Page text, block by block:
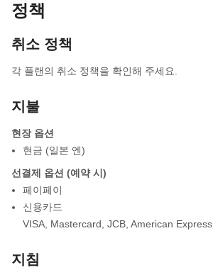
정책
취소 정책
각 플랜의 취소 정책을 확인해 주세요.
지불
현장 옵션
현금 (일본 엔)
선결제 옵션 (예약 시)
페이페이
신용카드
VISA Mastercard JCB American Express
지침